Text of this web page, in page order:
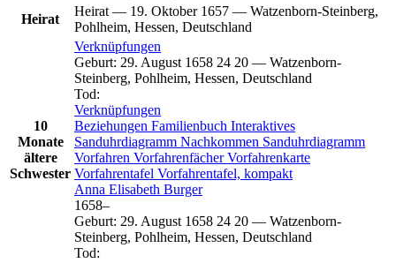
Heirat
Heirat — 19. Oktober 1657 — Watzenborn-Steinberg,
Pohlheim, Hessen, Deutschland
10
Monate
ältere
Schwester
Verknüpfungen
Geburt: 29. August 1658 24 20 — Watzenborn-
Steinberg, Pohlheim, Hessen, Deutschland
Tod:
Verknüpfungen
Beziehungen Familienbuch Interaktives
Sanduhrdiagramm Nachkommen Sanduhrdiagramm
Vorfahren VorfahrenfächerVorfahrenkarte
Vorfahrentafel Vorfahrentafel, kompakt
Anna Elisabeth Burger
1658–
Geburt: 29. August 1658 24 20 — Watzenborn-
Steinberg, Pohlheim, Hessen, Deutschland
Tod: